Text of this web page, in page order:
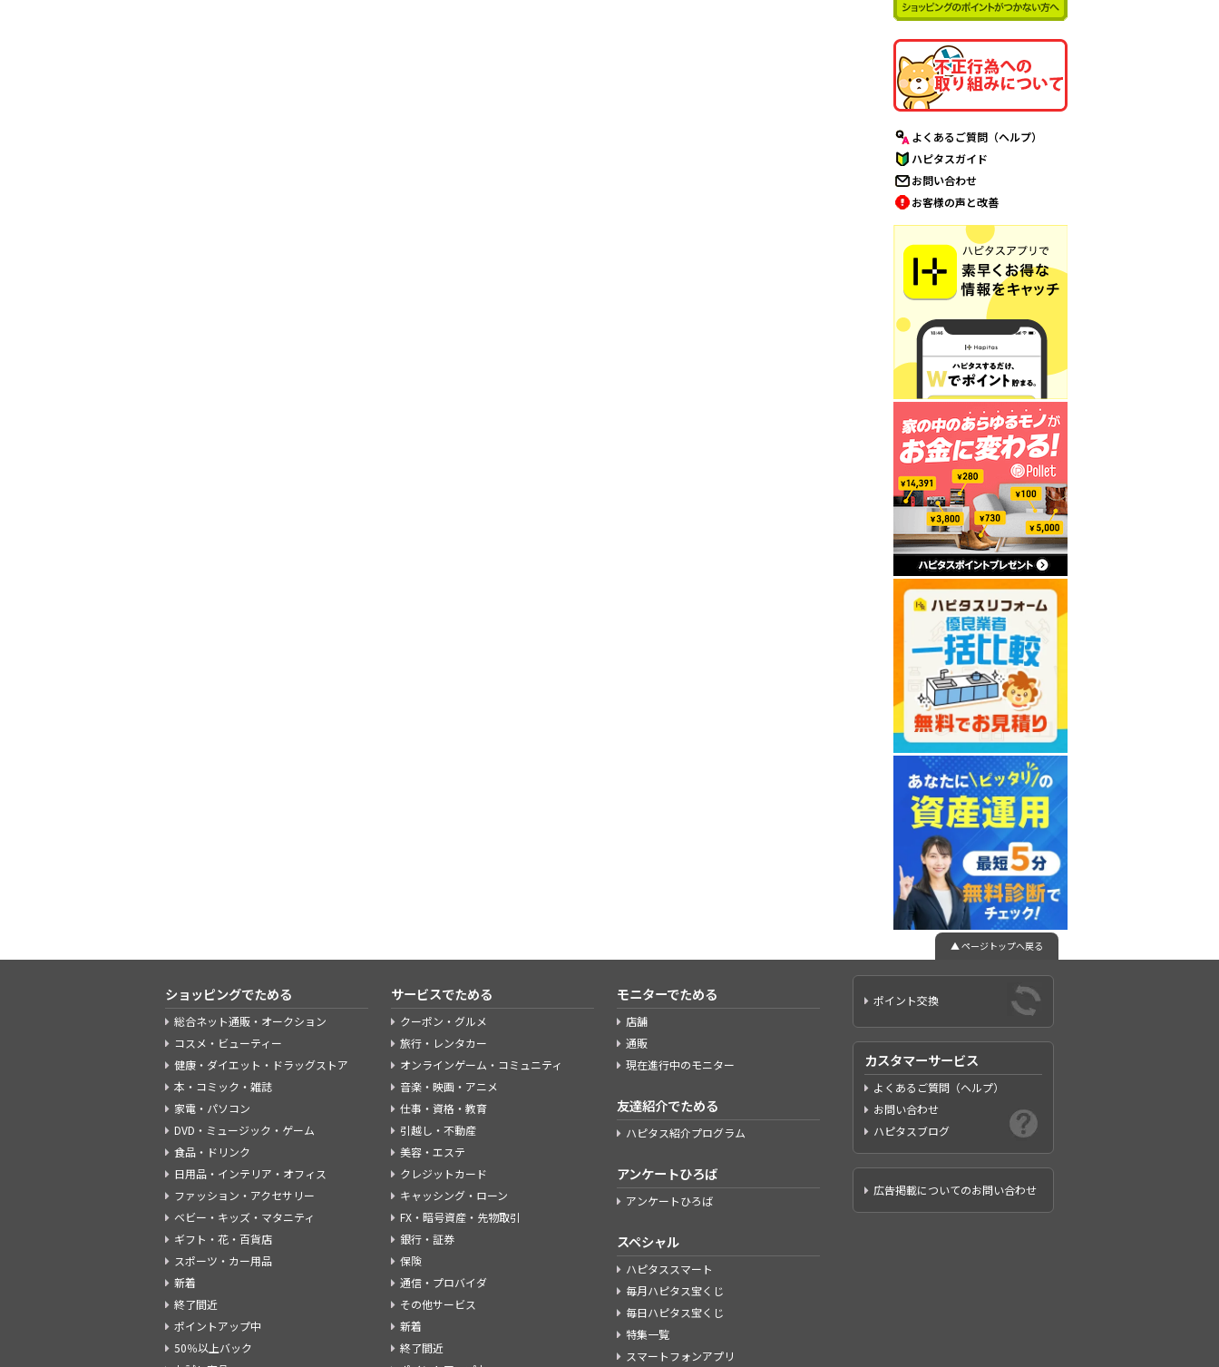
よくあるご質問（ヘルプ）
ハピタスガイド
お問い合わせ
お客様の声と改善
▲ ページトップへ戻る
ショッピングでためる
総合ネット通販・オークション
コスメ・ビューティー
健康・ダイエット・ドラッグストア
本・コミック・雑誌
家電・パソコン
DVD・ミュージック・ゲーム
食品・ドリンク
日用品・インテリア・オフィス
ファッション・アクセサリー
ベビー・キッズ・マタニティ
ギフト・花・百貨店
スポーツ・カー用品
新着
終了間近
ポイントアップ中
50％以上バック
サービスでためる
クーポン・グルメ
旅行・レンタカー
オンラインゲーム・コミュニティ
音楽・映画・アニメ
仕事・資格・教育
引越し・不動産
美容・エステ
クレジットカード
キャッシング・ローン
FX・暗号資産・先物取引
銀行・証券
保険
通信・プロバイダ
その他サービス
新着
終了間近
モニターでためる
店舗
通販
現在進行中のモニター
友達紹介でためる
ハピタス紹介プログラム
アンケートひろば
アンケートひろば
スペシャル
ハピタススマート
毎月ハピタス宝くじ
毎日ハピタス宝くじ
特集一覧
スマートフォンアプリ
ポイント交換
カスタマーサービス
よくあるご質問（ヘルプ）
お問い合わせ
ハピタスブログ
広告掲載についてのお問い合わせ